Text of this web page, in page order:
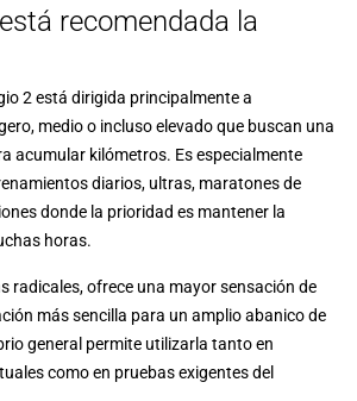
recomendada la
2 está dirigida principalmente a
medio o incluso elevado que buscan una
acumular kilómetros. Es especialmente
diarios, ultras, maratones de
donde la prioridad es mantener la
horas.
radicales, ofrece una mayor sensación de
más sencilla para un amplio abanico de
general permite utilizarla tanto en
como en pruebas exigentes del